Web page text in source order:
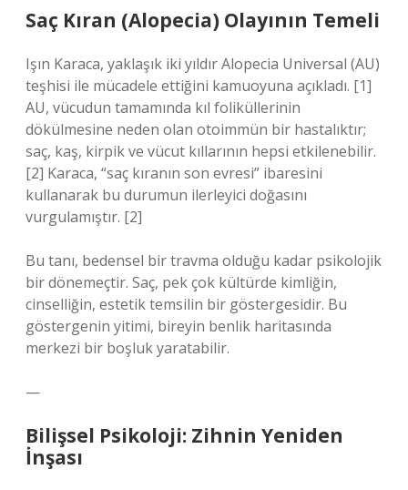
Saç Kıran (Alopecia) Olayının Temeli
Işın Karaca, yaklaşık iki yıldır Alopecia Universal (AU)
teşhisi ile mücadele ettiğini kamuoyuna açıkladı. [1]
AU, vücudun tamamında kıl foliküllerinin
dökülmesine neden olan otoimmün bir hastalıktır;
saç, kaş, kirpik ve vücut kıllarının hepsi etkilenebilir.
[2] Karaca, “saç kıranın son evresi” ibaresini
kullanarak bu durumun ilerleyici doğasını
vurgulamıştır. [2]
Bu tanı, bedensel bir travma olduğu kadar psikolojik
bir dönemeçtir. Saç, pek çok kültürde kimliğin,
cinselliğin, estetik temsilin bir göstergesidir. Bu
göstergenin yitimi, bireyin benlik haritasında
merkezi bir boşluk yaratabilir.
—
Bilişsel Psikoloji: Zihnin Yeniden
İnşası